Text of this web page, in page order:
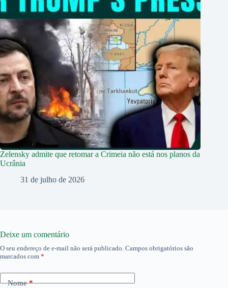
Zelensky admite que retomar a Crimeia não está nos planos da
Ucrânia
31 de julho de 2026
Deixe um comentário
O seu endereço de e-mail não será publicado. Campos obrigatórios são
marcados com *
Nome*